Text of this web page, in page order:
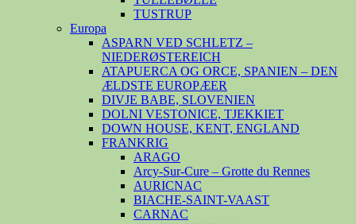
TUSTRUP
Europa
ASPARN VED SCHLETZ –
NIEDERØSTEREICH
ATAPUERCA OG ORCE, SPANIEN – DEN
ÆLDSTE EUROPÆER
DIVJE BABE, SLOVENIEN
DOLNI VESTONICE, TJEKKIET
DOWN HOUSE, KENT, ENGLAND
FRANKRIG
ARAGO
Arcy-Sur-Cure – Grotte du Rennes
AURICNAC
BIACHE-SAINT-VAAST
CARNAC